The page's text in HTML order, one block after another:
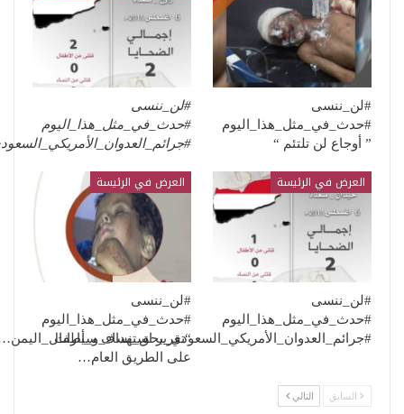
#لن_ننسى
#حدث_في_مثل_هذا_اليوم
” أوجاع لن تلتئم “
#لن_ننسى
#حدث_في_مثل_هذا_اليوم
العرض في الرئيسة
#لن_ننسى
#حدث_في_مثل_هذا_اليوم
العرض في الرئيسة
#لن_ننسى
#حدث_في_مثل_هذا_اليوم
“تقرير استهداف سيارات
على الطريق العام…
السابق التالي